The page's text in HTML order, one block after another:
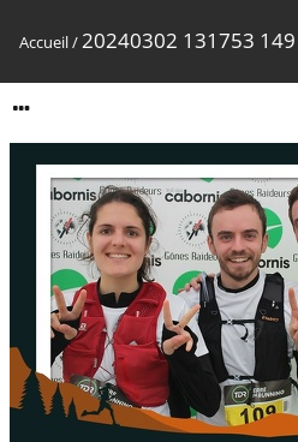
Accueil/20240302 131753 149